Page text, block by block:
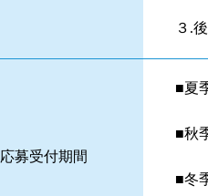
３.
応募受付期間
■夏
■秋
■冬